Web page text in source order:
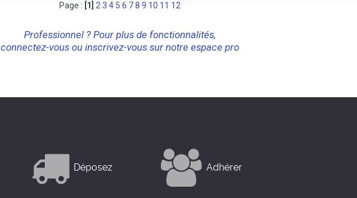
Page : [1] 2 3 4 5 6 7 8 9 10 11 12
Professionnel ? Pour plus de fonctionnalités,
connectez-vous ou inscrivez-vous sur notre espace pro
Déposez Adhérer